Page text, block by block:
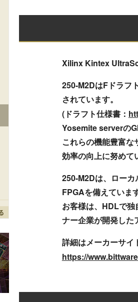
Xilinx Kintex
250-M2DはFドラフ
されています。
(ドラフト仕様書：
Yosemite serverの
これらの機能豊富
効率の向上に努めて
250-M2Dは、ロー
FPGAを備えています
お客様は、HDLで
ナー企業が開発した
詳細はメーカーサイ
https://